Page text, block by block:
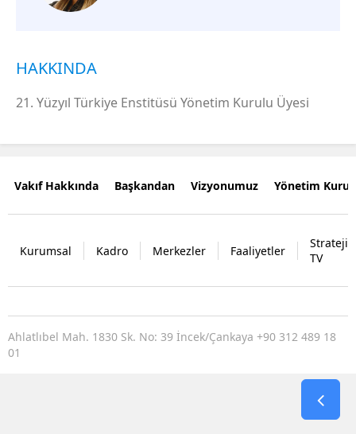
HAKKINDA
21. Yüzyıl Türkiye Enstitüsü Yönetim Kurulu Üyesi
Vakıf Hakkında Başkandan Vizyonumuz Yönetim
Kurumsal Kadro Merkezler Faaliyetler
Strateji
TV
Ahlatlıbel Mah. 1830 Sk. No: 39 İncek/Çankaya +90 312 489 18
01